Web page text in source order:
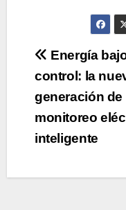
de
entradas
Energía
control: la
generación de
monitoreo
inteligente